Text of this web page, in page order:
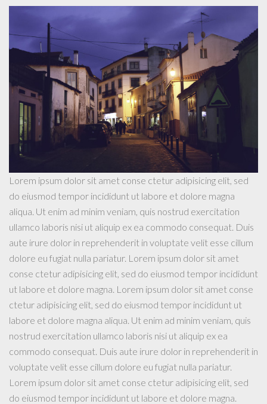
Lorem ipsum dolor sit amet conse ctetur adipisicing elit, sed
do eiusmod tempor incididunt ut labore et dolore magna
aliqua. Ut enim ad minim veniam, quis nostrud exercitation
ullamco laboris nisi ut aliquip ex ea commodo consequat. Duis
aute irure dolor in reprehenderit in voluptate velit esse cillum
dolore eu fugiat nulla pariatur. Lorem ipsum dolor sit amet
conse ctetur adipisicing elit, sed do eiusmod tempor incididunt
ut labore et dolore magna. Lorem ipsum dolor sit amet conse
ctetur adipisicing elit, sed do eiusmod tempor incididunt ut
labore et dolore magna aliqua. Ut enim ad minim veniam, quis
nostrud exercitation ullamco laboris nisi ut aliquip ex ea
commodo consequat. Duis aute irure dolor in reprehenderit in
voluptate velit esse cillum dolore eu fugiat nulla pariatur.
Lorem ipsum dolor sit amet conse ctetur adipisicing elit, sed
do eiusmod tempor incididunt ut labore et dolore magna.